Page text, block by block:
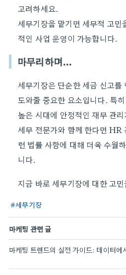
고려하세요.
세무기장을 맡기면 세무적 고
적인 사업 운영이 가능합니다.
마무리하며…
세무기장은 단순한 세금 신고
도와줄 중요한 요소입니다. 특
높은 시대에 안정적인 재무 관
세무 전문가와 함께 한다면 HR
련 법률 사항에 대해 더욱 수월
니다.
지금 바로 세무기장에 대한 고
세무기장
마케팅 관련 글